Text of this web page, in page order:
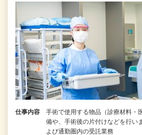
仕事内容
手術で使用する物品（診療材料・
備や、手術後の片付けなどを行い
よび通勤圏内の受託業務